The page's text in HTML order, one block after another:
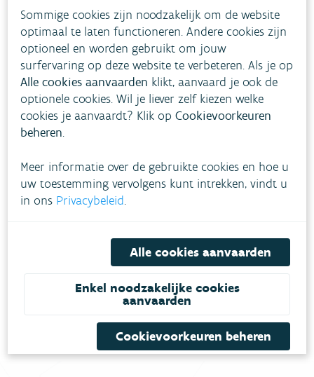
Download pdf
Sommige cookies zijn noodzakelijk om de website
optimaal te laten functioneren. Andere cookies zijn
optioneel en worden gebruikt om jouw
surfervaring op deze website te verbeteren. Als je op
Alle cookies aanvaarden klikt, aanvaard je ook de
optionele cookies. Wil je liever zelf kiezen welke
cookies je aanvaardt? Klik opCookievoorkeuren
beheren.
Meer informatie over de gebruikte cookies en hoe u
uw toestemming vervolgens kunt intrekken, vindt u
in ons Privacybeleid.
Alle cookies aanvaarden
Enkel noodzakelijke cookies
aanvaarden
Cookievoorkeuren beheren